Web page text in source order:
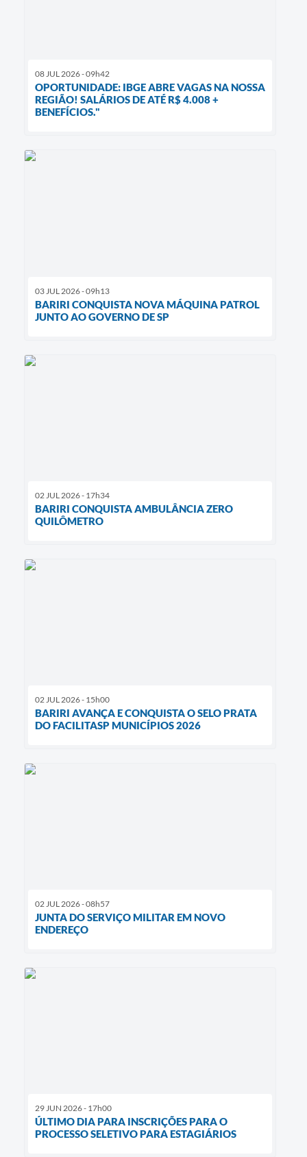
08 JUL 2026 - 09h42
OPORTUNIDADE: IBGE ABRE VAGAS NA NOSSA
REGIÃO! SALÁRIOS DE ATÉ R$ 4.008 +
BENEFÍCIOS."
03 JUL 2026 - 09h13
BARIRI CONQUISTA NOVA MÁQUINA PATROL
JUNTO AO GOVERNO DE SP
02 JUL 2026 - 17h34
BARIRI CONQUISTA AMBULÂNCIA ZERO
QUILÔMETRO
02 JUL 2026 - 15h00
BARIRI AVANÇA E CONQUISTA O SELO PRATA
DO FACILITASP MUNICÍPIOS 2026
02 JUL 2026 - 08h57
JUNTA DO SERVIÇO MILITAR EM NOVO
ENDEREÇO
29 JUN 2026 - 17h00
ÚLTIMO DIA PARA INSCRIÇÕES PARA O
PROCESSO SELETIVO PARA ESTAGIÁRIOS